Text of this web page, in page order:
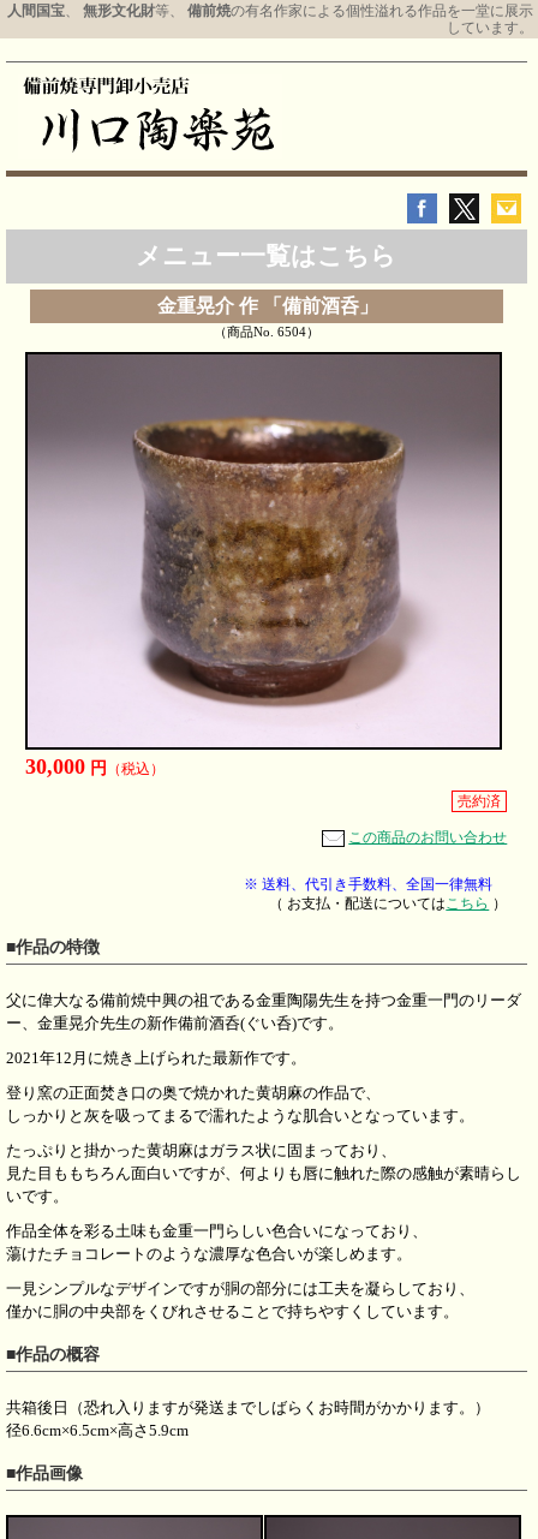
人間国宝、 無形文化財等、 備前焼の有名作家による個性溢れる作品を一堂に展示
しています。
メニュー一覧はこちら
金重晃介 作 「備前酒呑」
（商品No. 6504）
30,000 円
（税込）
売約済
この商品のお問い合わせ
※ 送料、代引き手数料、全国一律無料
（ お支払・配送については こちら ）
■作品の特徴
父に偉大なる備前焼中興の祖である金重陶陽先生を持つ金重一門のリーダ
ー、金重晃介先生の新作備前酒呑(ぐい呑)です。
2021年12月に焼き上げられた最新作です。
登り窯の正面焚き口の奥で焼かれた黄胡麻の作品で、
しっかりと灰を吸ってまるで濡れたような肌合いとなっています。
たっぷりと掛かった黄胡麻はガラス状に固まっており、
見た目ももちろん面白いですが、何よりも唇に触れた際の感触が素晴らし
いです。
作品全体を彩る土味も金重一門らしい色合いになっており、
蕩けたチョコレートのような濃厚な色合いが楽しめます。
一見シンプルなデザインですが胴の部分には工夫を凝らしており、
僅かに胴の中央部をくびれさせることで持ちやすくしています。
■作品の概容
共箱後日（恐れ入りますが発送までしばらくお時間がかかります。）
径6.6cm×6.5cm×高さ5.9cm
■作品画像